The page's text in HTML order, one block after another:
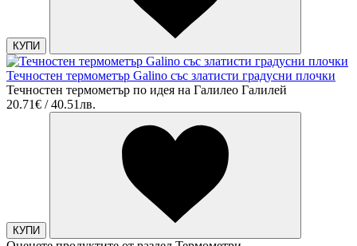
КУПИ
Течностен термометър Galino със златисти градусни плочки
Течностен термометър по идея на Галилео Галилей
20.71€ / 40.51лв.
КУПИ